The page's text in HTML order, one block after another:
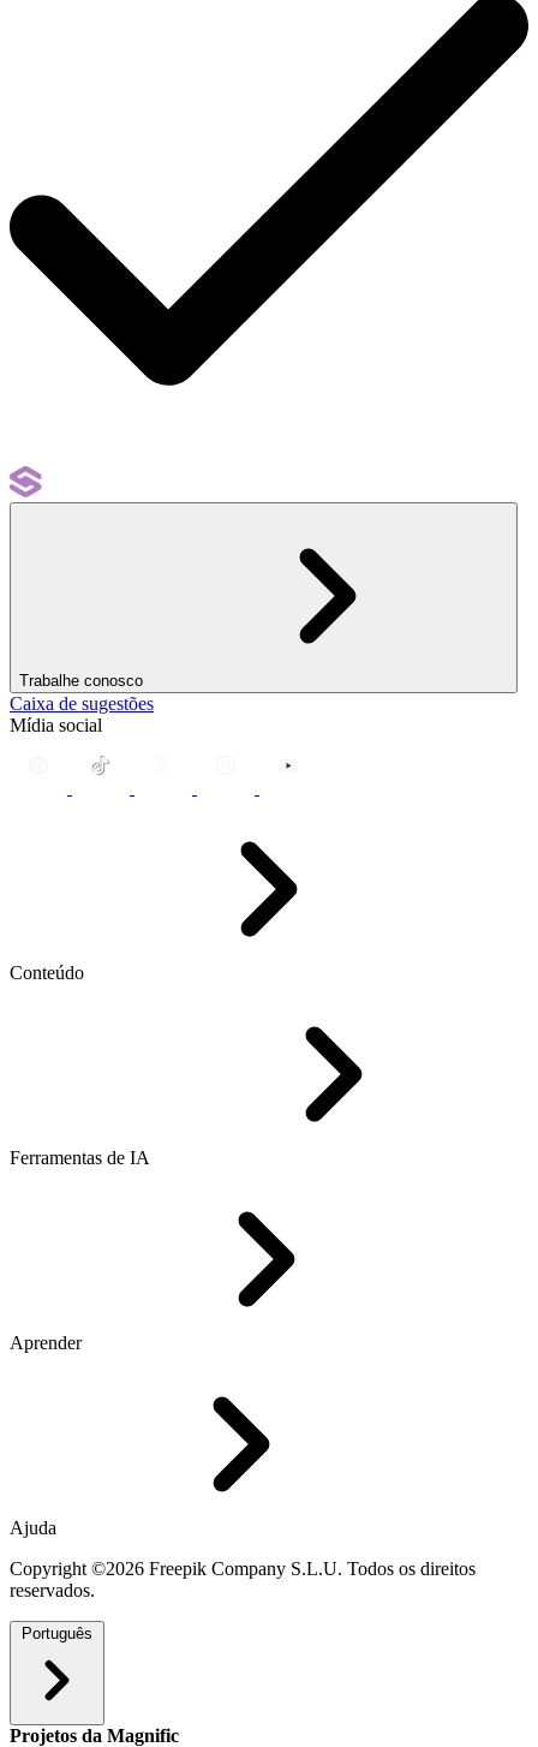
Trabalhe conosco
Caixa de sugestões
Mídia social
Conteúdo
Ferramentas de IA
Aprender
Ajuda
Copyright ©2026 Freepik Company S.L.U. Todos os direitos
reservados.
Português
Projetos da Magnific